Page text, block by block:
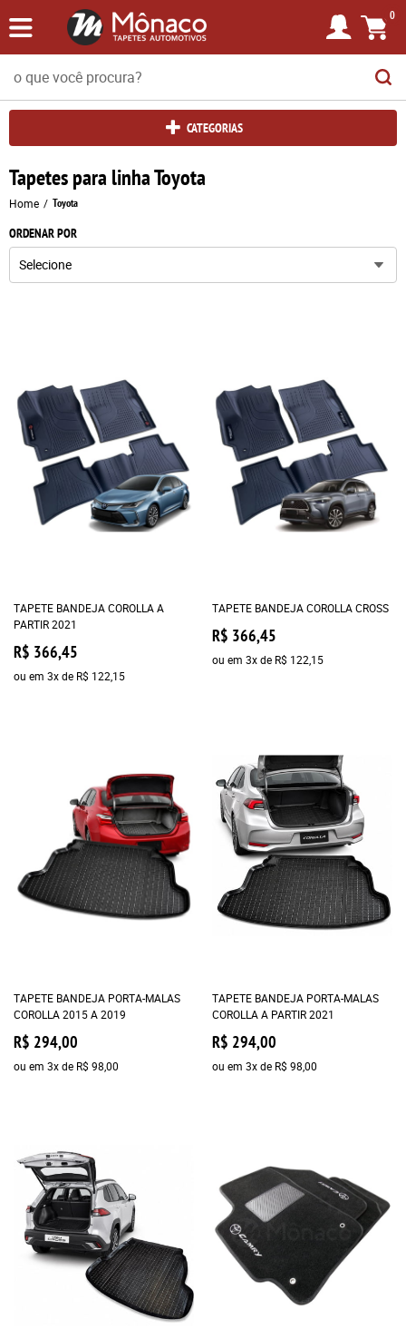
0
CATEGORIAS
Tapetes para linha Toyota
Home Toyota
ORDENAR POR
Selecione
TAPETE BANDEJA COROLLA A
PARTIR 2021
R$ 366,45
ou em 3xde R$ 122,15
TAPETE BANDEJA COROLLA CROSS
R$ 366,45
ou em 3xde R$ 122,15
TAPETE BANDEJA PORTA-MALAS
COROLLA 2015 A 2019
R$ 294,00
ou em 3xde R$ 98,00
TAPETE BANDEJA PORTA-MALAS
COROLLA A PARTIR 2021
R$ 294,00
ou em 3xde R$ 98,00